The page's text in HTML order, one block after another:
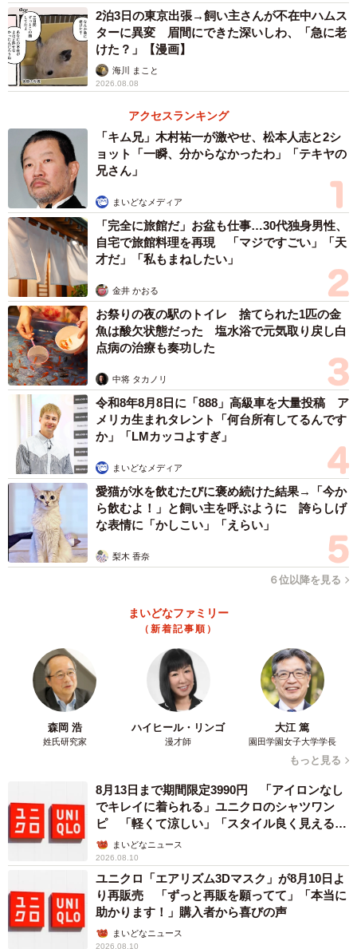
今の自分にできることへ意識を向けることが大切だと同僚
に伝えるのでした。
読者からは「素敵な方法〜！次ぐるぐる考えたらやってみ
ます」「モヤモヤを書き出すところで止まってたのでさら
に分析してみます！」などの声があがっています。そんな
同作について、作者のウクさんに詳しく話を聞きました。
4/9
まずはできることとできないことの整理から始めよう（ウクさん提供）
デジタルではなくノートだからこそ魅力的
ー仕事終わりのモヤモヤした気持ちを“書き出して整理す
る”というアイデアは、どのようなきっかけで生まれたので
の過程でよく仕事の悩みも書いていたのでそれを漫画にし
ようと思ったのがきっかけです。高校生の時から色んなノ
ート術を試しているので、悩んだら書く！が自分の中で当
たり前になっているような気がします！
化が生まれると思われますか？
頭の中でぐるぐるしていたことに、一度区切りがつくよう
な感覚があります！頭の中だと同じことを何度も繰り返し
て、心配になったりモヤモヤしたりすることも多いのです
が、一度何に悩んでいるのか、どうしてなのかを整理する
と、じゃあこうしたらいっか！と少し目指す場所がわかっ
2泊3日の東京出張→飼い主さんが不在中ハムス
ターに異変 眉間にできた深いしわ、「急に老
けた？」【漫画】
海川 まこと
2026.08.08
アクセスランキング
「キム兄」木村祐一が激やせ、松本人志と2シ
ョット「一瞬、分からなかったわ」「テキヤの
兄さん」
まいどなメディア
「完全に旅館だ」お盆も仕事…30代独身男性、
自宅で旅館料理を再現 「マジですごい」「天
才だ」「私もまねしたい」
金井 かおる
お祭りの夜の駅のトイレ 捨てられた1匹の金
魚は酸欠状態だった 塩水浴で元気取り戻し白
点病の治療も奏功した
中将 タカノリ
令和8年8月8日に「888」高級車を大量投稿 ア
メリカ生まれタレント「何台所有してるんです
か」「LMカッコよすぎ」
まいどなメディア
愛猫が水を飲むたびに褒め続けた結果→「今か
ら飲むよ！」と飼い主を呼ぶように 誇らしげ
な表情に「かしこい」「えらい」
梨木 香奈
６位以降を見る
まいどなファミリー
（新着記事順）
森岡 浩
姓氏研究家
ハイヒール・リンゴ
漫才師
大江 篤
園田学園女子大学学長
もっと見る
8月13日まで期間限定3990円 「アイロンなし
でキレイに着られる」ユニクロのシャツワン
ピ 「軽くて涼しい」「スタイル良く見える」
の声まいどなニュース
2026.08.10
ユニクロ「エアリズム3Dマスク」が8月10日よ
り再販売 「ずっと再販を願ってて」「本当に
助かります！」購入者から喜びの声
まいどなニュース
2026.08.10